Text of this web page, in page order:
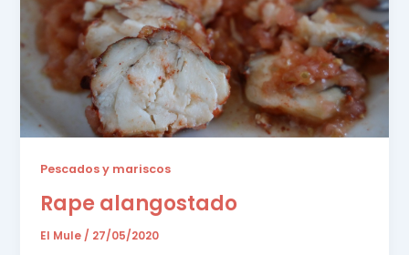
Pescados y mariscos
Rape alangostado
El Mule / 27/05/2020